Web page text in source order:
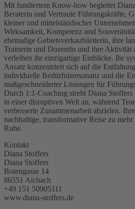
Mit fundiertem Know-how begleitet
Beraterin und Vertraute Führungskräfte,
kleiner und mittelständischer
Wirksamkeit, Kompetenz und
ehemalige Gebietsverkaufsleiterin, ihre
Trainerin und Dozentin und ihre Aktivität
verleihen ihr einzigartige Einblicke. Ihr
Ansatz konzentriert sich auf die
individuelle Bedürfnisresonanz und die
maßgeschneiderter Lösungen für
Durch 1:1-Coaching strebt Diana
in einer disruptiven Welt an, während
verbesserte Zusammenarbeit abzielen.
nachhaltige, transformative Reise zu
Ruhe.
Kontakt
Diana Stoffers
Diana Stoffers
Botengasse 14
86551 Aichach
+49 151 50905111
www.diana-stoffers.de